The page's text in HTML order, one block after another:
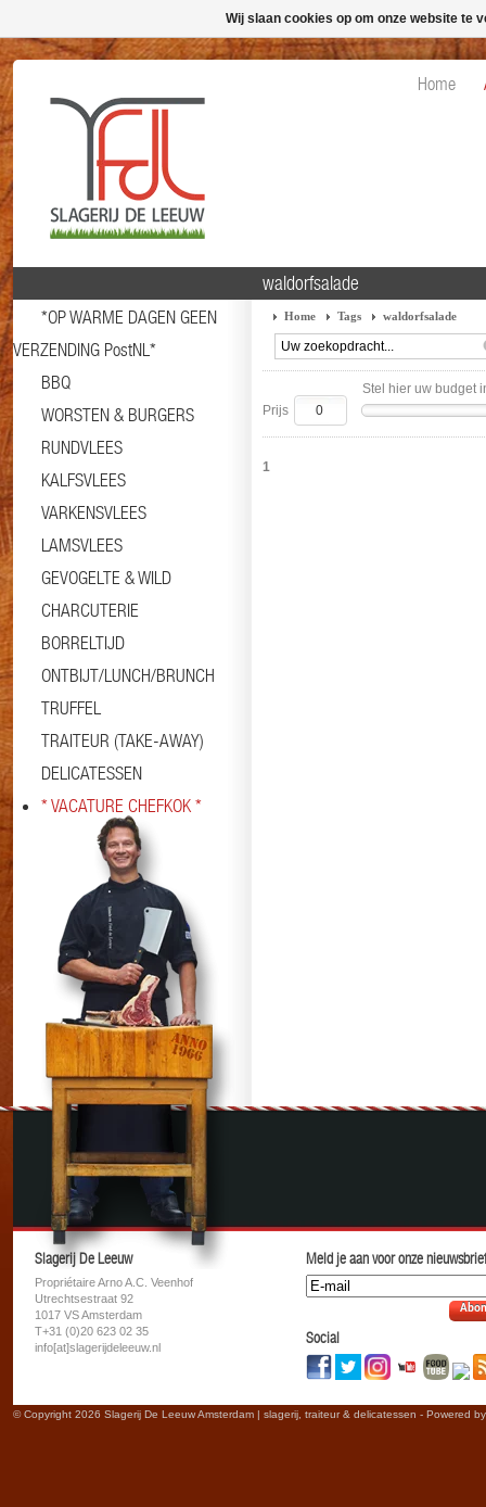
Home
*OP WARME DAGEN GEEN
VERZENDING PostNL*
BBQ
WORSTEN & BURGERS
RUNDVLEES
KALFSVLEES
VARKENSVLEES
LAMSVLEES
GEVOGELTE & WILD
CHARCUTERIE
BORRELTIJD
ONTBIJT/LUNCH/BRUNCH
TRUFFEL
TRAITEUR (TAKE-AWAY)
DELICATESSEN
* VACATURE CHEFKOK *
waldorfsalade
Home Tags waldorfsalade
Stel hier uw budget
Prijs
1
Slagerij De Leeuw
Propriétaire Arno A.C. Veenhof
Utrechtsestraat 92
1017 VS Amsterdam
T+31 (0)20 623 02 35
info[at]slagerijdeleeuw.nl
Meld je aan voor onze
Social
© Copyright 2026 Slagerij De Leeuw Amsterdam | slagerij, traiteur & delicatessen - Powered
Wij slaan cookies op om onze website te